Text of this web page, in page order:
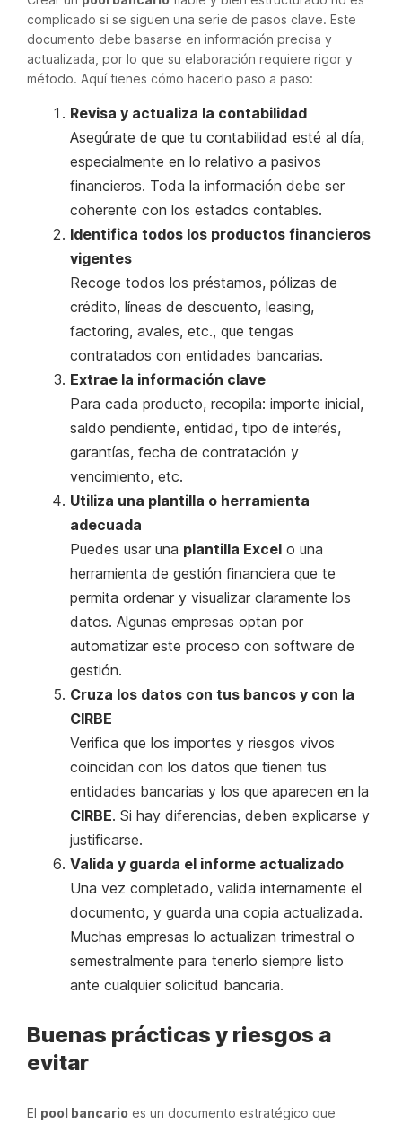
complicado si se siguen una serie de pasos clave. Este
documento debe basarse en información precisa y
actualizada, por lo que su elaboración requiere rigor y
método. Aquí tienes cómo hacerlo paso a paso:
Revisa y actualiza la contabilidad
Asegúrate de que tu contabilidad esté al día,
especialmente en lo relativo a pasivos
financieros. Toda la información debe ser
coherente con los estados contables.
Identifica todos los productos financieros
vigentes
Recoge todos los préstamos, pólizas de
crédito, líneas de descuento, leasing,
factoring, avales, etc., que tengas
contratados con entidades bancarias.
Extrae la información clave
Para cada producto, recopila: importe inicial,
saldo pendiente, entidad, tipo de interés,
garantías, fecha de contratación y
vencimiento, etc.
Utiliza una plantilla o herramienta
adecuada
Puedes usar una plantilla Excel o una
herramienta de gestión financiera que te
permita ordenar y visualizar claramente los
datos. Algunas empresas optan por
automatizar este proceso con software de
gestión.
Cruza los datos con tus bancos y con la
CIRBE
Verifica que los importes y riesgos vivos
coincidan con los datos que tienen tus
entidades bancarias y los que aparecen en la
CIRBE. Si hay diferencias, deben explicarse y
justificarse.
Valida y guarda el informe actualizado
Una vez completado, valida internamente el
documento, y guarda una copia actualizada.
Muchas empresas lo actualizan trimestral o
semestralmente para tenerlo siempre listo
ante cualquier solicitud bancaria.
Buenas prácticas y riesgos a
evitar
El pool bancario es un documento estratégico que